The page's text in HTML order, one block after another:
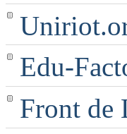
Edu-
Front de